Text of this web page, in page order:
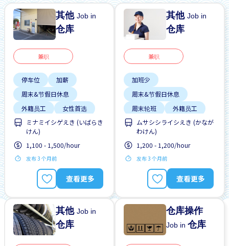
其他Job in
仓库
兼职
停车位
加薪
周末&节假日休息
外籍员工
女性首选
学生签证首选
支付交通费
无经验要求
ミナミイシゲえき (いばらき
けん)
1,100 - 1,500/hour
发布 3 个月前
查看更多
其他Job in
仓库
兼职
加班少
周末&节假日休息
周末轮班
外籍员工
夜班
女性首选
工作时间短
支付交通费
ムサシシライシえき (かなが
わけん)
1,200 - 1,200/hour
发布 3 个月前
查看更多
其他Job in
仓库
仓库操作
Job in仓库